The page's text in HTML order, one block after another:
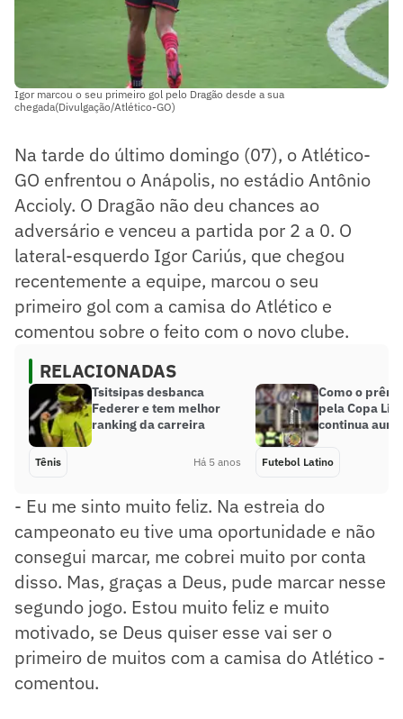
Igor marcou o seu primeiro gol pelo Dragão desde a sua
chegada(Divulgação/Atlético-GO)
Na tarde do último domingo (07), o Atlético-
GO enfrentou o Anápolis, no estádio Antônio
Accioly. O Dragão não deu chances ao
adversário e venceu a partida por 2 a 0. O
lateral-esquerdo Igor Cariús, que chegou
recentemente a equipe, marcou o seu
primeiro gol com a camisa do Atlético e
comentou sobre o feito com o novo clube.
RELACIONADAS
Tsitsipas desbanca
Federer e tem melhor
ranking da carreira
Tênis Há 5 anos
Como o
pela Copa
continua
Futebol Latino
- Eu me sinto muito feliz. Na estreia do
campeonato eu tive uma oportunidade e não
consegui marcar, me cobrei muito por conta
disso. Mas, graças a Deus, pude marcar nesse
segundo jogo. Estou muito feliz e muito
motivado, se Deus quiser esse vai ser o
primeiro de muitos com a camisa do Atlético -
comentou.